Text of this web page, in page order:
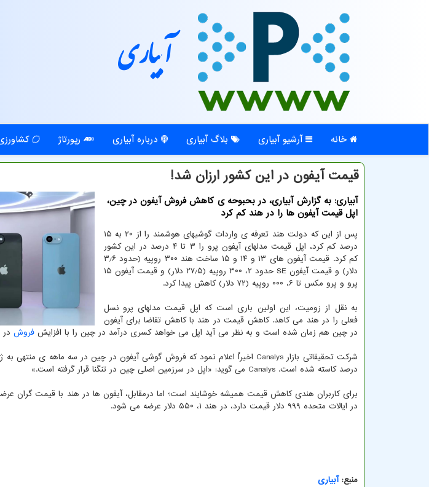
آبیاری
خانه آرشیو آبیاری بلاگ آبیاری درباره آبیاری رپورتاژ
قیمت آیفون در این کشور ارزان شد!
آبیاری: به گزارش آبیاری، در بحبوحه ی کاهش فروش آیفون در چین،
اپل قیمت آیفون ها را در هند کم کرد
پس از این که دولت هند تعرفه ی واردات گوشیهای هوشمند را از ۲۰ به ۱۵
درصد کم کرد، اپل قیمت مدلهای آیفون پرو را ۳ تا ۴ درصد در این کشور
کم کرد. قیمت آیفون های ۱۳ و ۱۴ و ۱۵ ساخت هند ۳۰۰ روپیه (حدود ۳٫۶
دلار) و قیمت آیفون SE حدود ۲، ۳۰۰ روپیه (۲۷٫۵ دلار) و قیمت آیفون ۱۵
پرو و پرو مکس تا ۶، ۰۰۰ روپیه (۷۲ دلار) کاهش پیدا کرد.
به نقل از زومیت، این اولین باری است که اپل قیمت مدلهای پرو نسل
فعلی را در هند می کاهد. کاهش قیمت در هند با کاهش تقاضا برای آیفون
در چین هم زمان شده است و به نظر می آید اپل می خواهد کسری درآمد در چین را با افزایش فروش در
درصد کاسته شده است. Canalys می گوید: «اپل در سرزمین اصلی چین در تنگنا قرار گرفته است.»
در ایالات متحده ۹۹۹ دلار قیمت دارد، در هند ۱، ۵۵۰ دلار عرضه می شود.
منبع:آبیاری